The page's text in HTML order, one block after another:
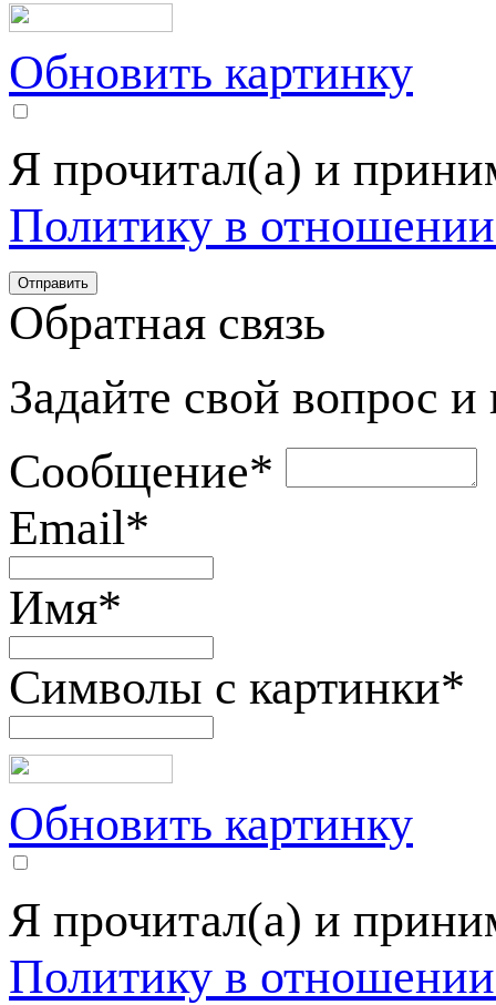
Обновить картинку
Я прочитал(а) и
Политику в
Обратная связь
Задайте свой вопрос
Сообщение*
Email*
Имя*
Символы с картинки*
Обновить картинку
Я прочитал(а) и
Политику в